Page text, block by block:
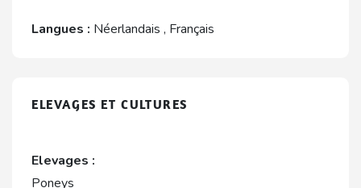
Langues : Néerlandais , Français
ELEVAGES ET CULTURES
Elevages :
Poneys